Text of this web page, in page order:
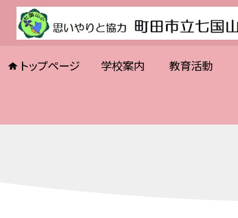
トップページ 学校案内 教育活動